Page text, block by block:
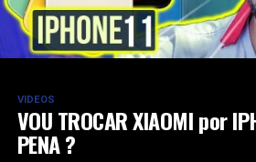
VIDEOS
VOU TROCAR XIAOMI por
PENA ?